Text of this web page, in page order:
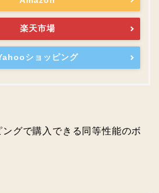
楽天市場
ショッピング
グで購入できる同等性能のボ